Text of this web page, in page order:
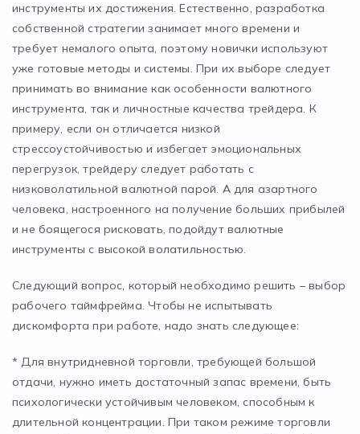
инструменты их достижения. Естественно, разработка
собственной стратегии занимает много времени и
требует немалого опыта, поэтому новички используют
уже готовые методы и системы. При их выборе следует
принимать во внимание как особенности валютного
инструмента, так и личностные качества трейдера. К
примеру, если он отличается низкой
стрессоустойчивостью и избегает эмоциональных
перегрузок, трейдеру следует работать с
низковолатильной валютной парой. А для азартного
человека, настроенного на получение больших прибылей
и не боящегося рисковать, подойдут валютные
инструменты с высокой волатильностью.
Следующий вопрос, который необходимо решить – выбор
рабочего таймфрейма. Чтобы не испытывать
дискомфорта при работе, надо знать следующее:
* Для внутридневной торговли, требующей большой
отдачи, нужно иметь достаточный запас времени, быть
психологически устойчивым человеком, способным к
длительной концентрации. При таком режиме торговли